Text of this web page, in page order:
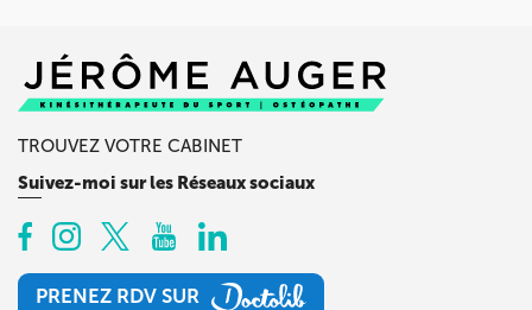
TROUVEZ VOTRE CABINET
Suivez-moi sur les Réseaux sociaux
PRENEZ RDV SUR